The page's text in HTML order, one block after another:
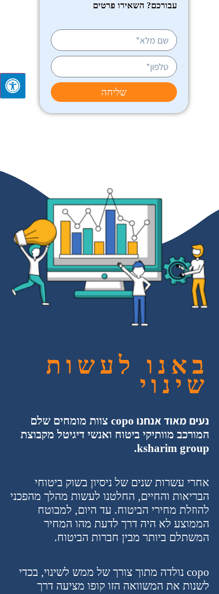
עבורכם? השאירו פרטים
שליחה
באנו לעשות
שינוי
נעים מאוד אנחנו copo צוות מומחים שלם
המורכב מוותיקי ביטוח ואנשי דיגיטל מקבוצת
ksharim group.
אחרי עשרות שנים של ניסיון בשוק ביטוחי
הבריאות והחיים, החלטנו לעשות מהלך מהפכני
להוזלת מחירי הביטוח. עד היום, למבוטח
הממוצע לא היה דרך לדעת מהו המחיר
המשתלם ביותר מבין חברות הביטוח.
copo נולדה מתוך צורך של ממש לשינוי, בכדי
לשנות את המשוואה הזו קופו מציעה דרך